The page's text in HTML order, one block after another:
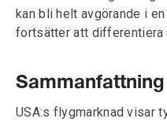
kan bli helt avgörande i
fortsätter att differentiera
Sammanfattning
USA:s flygmarknad visar